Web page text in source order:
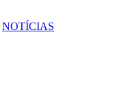
NOTÍCIAS